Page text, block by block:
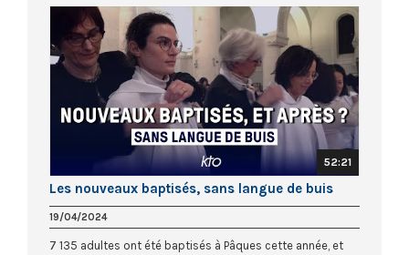
52:21
Les nouveaux baptisés, sans langue de buis
19/04/2024
7 135 adultes ont été baptisés à Pâques cette année, et